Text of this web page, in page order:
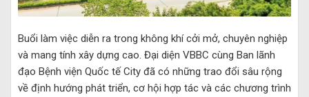
Buổi làm việc diễn ra trong không khí cởi mở, chuyên nghiệp
và mang tính xây dựng cao. Đại diện VBBC cùng Ban lãnh
đạo Bệnh viện Quốc tế City đã có những trao đổi sâu rộng
về định hướng phát triển, cơ hội hợp tác và các chương trình